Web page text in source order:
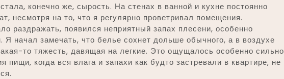
конечно же, сырость. На стенах в ванной и кухне постоянно
несмотря на то, что я регулярно проветривал помещения.
раздражать, появился неприятный запах плесени, особенно
начал замечать, что белье сохнет дольше обычного, а в воздухе
то тяжесть, давящая на легкие. Это ощущалось особенно сильно
пищи, когда вся влага и запахи как будто застревали в квартире, не